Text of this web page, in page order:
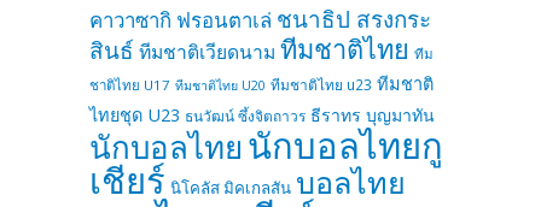
คาวาซากิ ฟรอนตาเล่ ชนาธิป สรงกระ
สินธ์ ทีมชาติเวียดนาม ทีมชาติไทย ทีม
ชาติไทย U17 ทีมชาติไทย U20 ทีมชาติไทย u23 ทีมชาติ
ไทยชุด U23 ธนวัฒน์ ซึ้งจิตถาวร ธีราทร บุญมาทัน
นักบอลไทยนักบอลไทยกู
เชียร์ นิโคลัส มิคเกลสัน บอลไทย